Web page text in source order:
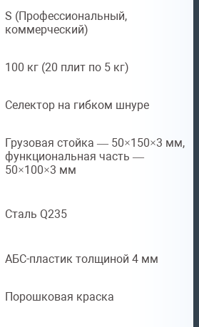
S (Профессиональный,
коммерческий)
100 кг (20 плит по 5 кг)
Селектор на гибком шнуре
Грузовая стойка — 50×150×3 мм,
функциональная часть —
50×100×3 мм
Сталь Q235
АБС-пластик толщиной 4 мм
Порошковая краска